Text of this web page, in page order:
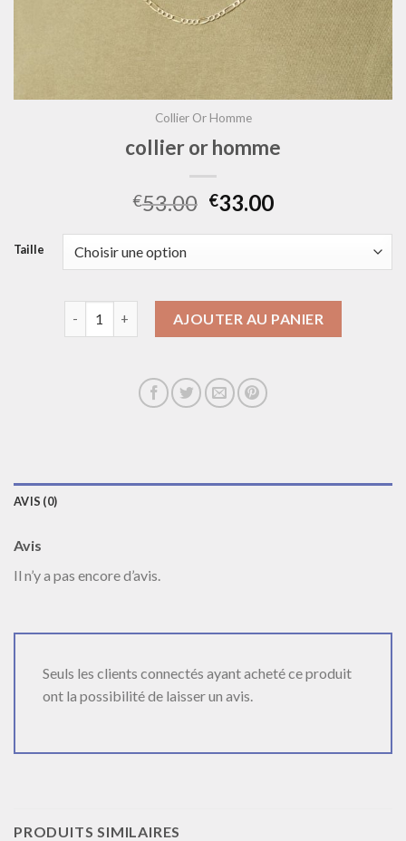
Collier Or Homme
collier or homme
€53.00 €33.00
Taille
AJOUTER AU PANIER
AVIS (0)
Avis
Il n’y a pas encore d’avis.
Seuls les clients connectés ayant acheté ce produit
ont la possibilité de laisser un avis.
PRODUITS SIMILAIRES